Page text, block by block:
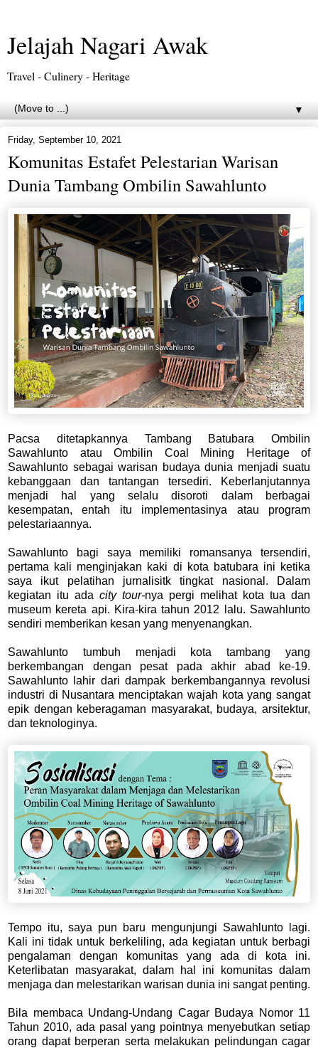
Jelajah Nagari Awak
Travel - Culinery - Heritage
▼
Friday, September 10, 2021
Komunitas Estafet Pelestarian Warisan
Dunia Tambang Ombilin Sawahlunto
Pacsa ditetapkannya Tambang Batubara Ombilin
Sawahlunto atau Ombilin Coal Mining Heritage of
Sawahlunto sebagai warisan budaya dunia menjadi suatu
kebanggaan dan tantangan tersediri. Keberlanjutannya
menjadi hal yang selalu disoroti dalam berbagai
kesempatan, entah itu implementasinya atau program
pelestariaannya.
Sawahlunto bagi saya memiliki romansanya tersendiri,
pertama kali menginjakan kaki di kota batubara ini ketika
saya ikut pelatihan jurnalisitk tingkat nasional. Dalam
kegiatan itu ada city tour-nya pergi melihat kota tua dan
museum kereta api. Kira-kira tahun 2012 lalu. Sawahlunto
sendiri memberikan kesan yang menyenangkan.
Sawahlunto tumbuh menjadi kota tambang yang
berkembangan dengan pesat pada akhir abad ke-19.
Sawahlunto lahir dari dampak berkembangannya revolusi
industri di Nusantara menciptakan wajah kota yang sangat
epik dengan keberagaman masyarakat, budaya, arsitektur,
dan teknologinya.
Tempo itu, saya pun baru mengunjungi Sawahlunto lagi.
Kali ini tidak untuk berkeliling, ada kegiatan untuk berbagi
pengalaman dengan komunitas yang ada di kota ini.
Keterlibatan masyarakat, dalam hal ini komunitas dalam
menjaga dan melestarikan warisan dunia ini sangat penting.
Bila membaca Undang-Undang Cagar Budaya Nomor 11
Tahun 2010, ada pasal yang pointnya menyebutkan setiap
orang dapat berperan serta melakukan pelindungan cagar